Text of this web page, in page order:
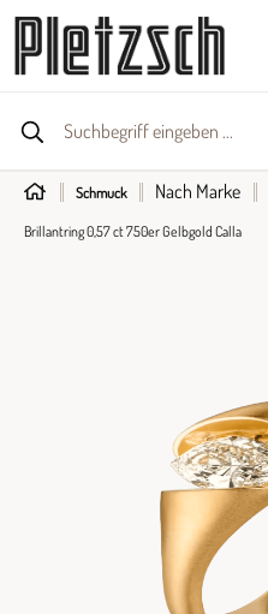
Schmuck Nach Marke
Brillantring 0,57 ct 750er Gelbgold Calla